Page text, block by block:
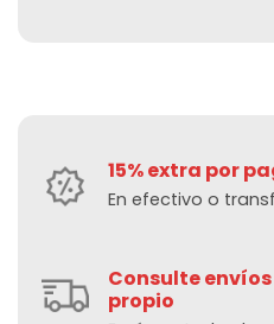
15% extra por
En efectivo o
Consulte
propio